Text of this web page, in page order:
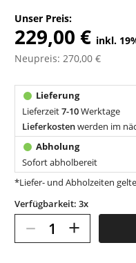
Unser Preis:
229,00 € inkl.
Neupreis: 270,00 €
Lieferzeit7-10Werktage
Lieferkostenwerden im
Sofort abholbereit
*Liefer- und Abholzeiten
Verfügbarkeit: 3x
– +